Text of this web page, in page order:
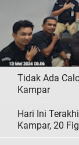
Tidak Ada
Kampar
Hari Ini
Kampar, 20